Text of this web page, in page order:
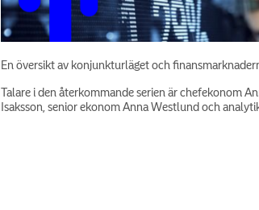
En översikt av konjunkturläget och
Talare i den återkommande serien är chefekonom
Isaksson, senior ekonom Anna Westlund och